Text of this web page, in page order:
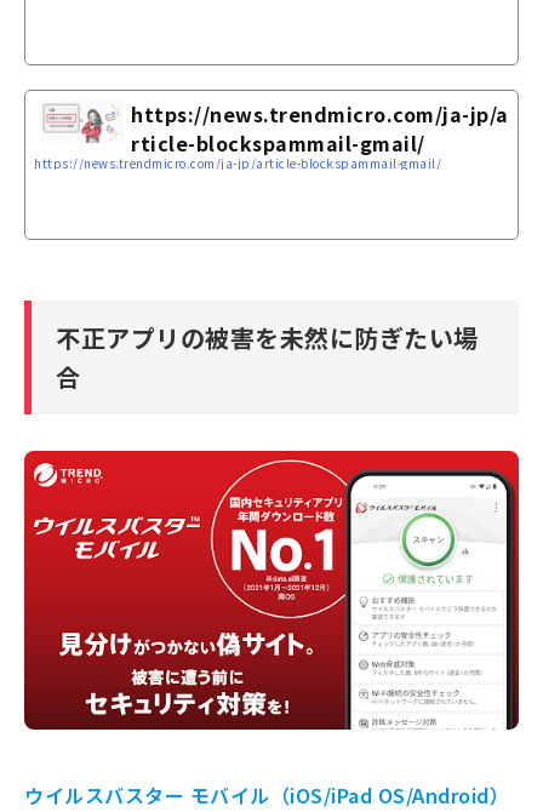
https://news.trendmicro.com/ja-jp/a
rticle-blockspammail-gmail/
https://news.trendmicro.com/ja-jp/article-blockspammail-gmail/
不正アプリの被害を未然に防ぎたい場
合
ウイルスバスター モバイル（iOS/iPad OS/Android）